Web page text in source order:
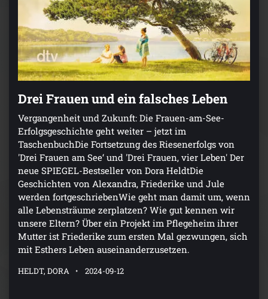
Drei Frauen und ein falsches Leben
Vergangenheit und Zukunft: Die Frauen-am-See-
Erfolgsgeschichte geht weiter – jetzt im
TaschenbuchDie Fortsetzung des Riesenerfolgs von
'Drei Frauen am See‘ und 'Drei Frauen, vier Leben' Der
neue SPIEGEL-Bestseller von Dora HeldtDie
Geschichten von Alexandra, Friederike und Jule
werden fortgeschriebenWie geht man damit um, wenn
alle Lebensträume zerplatzen? Wie gut kennen wir
unsere Eltern? Über ein Projekt im Pflegeheim ihrer
Mutter ist Friederike zum ersten Mal gezwungen, sich
mit Esthers Leben auseinanderzusetzen.
HELDT, DORA 2024-09-12